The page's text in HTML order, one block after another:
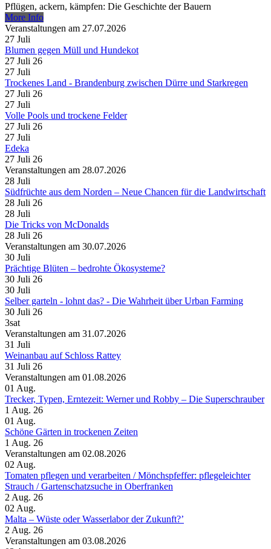
Pflügen, ackern, kämpfen: Die Geschichte der Bauern
More Info
Veranstaltungen am 27.07.2026
27 Juli
Blumen gegen Müll und Hundekot
27 Juli 26
27 Juli
Trockenes Land - Brandenburg zwischen Dürre und Starkregen
27 Juli 26
27 Juli
Volle Pools und trockene Felder
27 Juli 26
27 Juli
Edeka
27 Juli 26
Veranstaltungen am 28.07.2026
28 Juli
Südfrüchte aus dem Norden – Neue Chancen für die Landwirtschaft
28 Juli 26
28 Juli
Die Tricks von McDonalds
28 Juli 26
Veranstaltungen am 30.07.2026
30 Juli
Prächtige Blüten – bedrohte Ökosysteme?
30 Juli 26
30 Juli
Selber garteln - lohnt das? - Die Wahrheit über Urban Farming
30 Juli 26
3sat
Veranstaltungen am 31.07.2026
31 Juli
Weinanbau auf Schloss Rattey
31 Juli 26
Veranstaltungen am 01.08.2026
01 Aug.
Trecker, Typen, Erntezeit: Werner und Robby – Die Superschrauber
1 Aug. 26
01 Aug.
Schöne Gärten in trockenen Zeiten
1 Aug. 26
Veranstaltungen am 02.08.2026
02 Aug.
Tomaten pflegen und verarbeiten /​ Mönchspfeffer: pflegeleichter
Strauch /​ Gartenschatzsuche in Oberfranken
2 Aug. 26
02 Aug.
Malta – Wüste oder Wasserlabor der Zukunft?’
2 Aug. 26
Veranstaltungen am 03.08.2026